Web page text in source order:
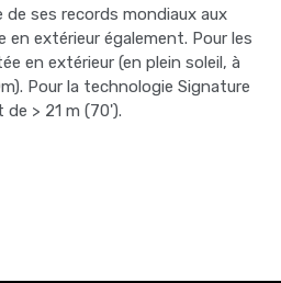
de ses records mondiaux aux
en extérieur également. Pour les
en extérieur (en plein soleil, à
Pour la technologie Signature
> 21 m (70').